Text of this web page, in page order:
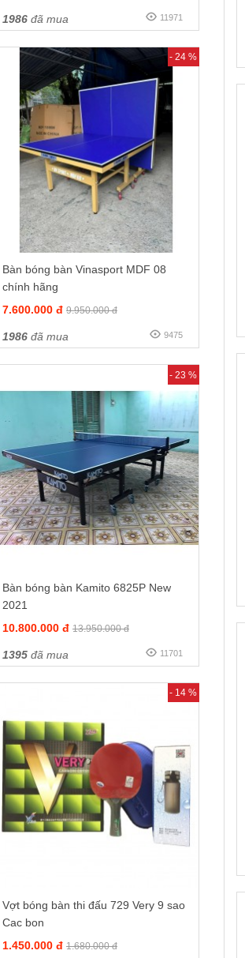
1986đã mua 11971
- 24 %
Bàn bóng bàn Vinasport MDF 08
chính hãng
7.600.000 đ 9.950.000 đ
1986đã mua 9475
- 23 %
Bàn bóng bàn Kamito 6825P New
2021
10.800.000 đ 13.950.000 đ
1395đã mua 11701
- 14 %
Vợt bóng bàn thi đấu 729 Very 9 sao
Cac bon
1.450.000 đ 1.680.000 đ